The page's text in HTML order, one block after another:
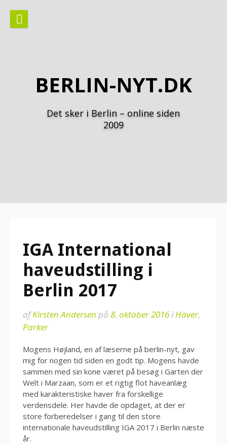
indhold
BERLIN-NYT.DK
Det sker i Berlin – online siden
2009
IGA International
haveudstilling i
Berlin 2017
afKirsten Andersen på 8. oktober 2016iHaver,
Parker
Mogens Højland, en af læserne på berlin-nyt, gav
mig for nogen tid siden en godt tip. Mogens havde
sammen med sin kone været på besøg i Gärten der
Welt i Marzaan, som er et rigtig flot haveanlæg
med karakteristiske haver fra forskellige
verdensdele. Her havde de opdaget, at der er
store forberedelser i gang til den store
internationale haveudstilling IGA 2017 i Berlin næste
år.